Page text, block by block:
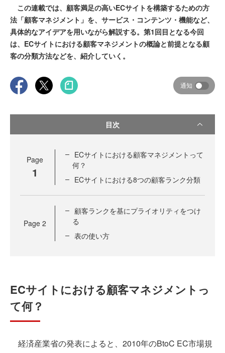
この連載では、顧客満足の高いECサイトを構築するための方
法「顧客マネジメント」を、サービス・コンテンツ・機能など、
具体的なアイデアを用いながら解説する。第1回目となる今回
は、ECサイトにおける顧客マネジメントの概論と前提となる顧
客の分類方法などを、紹介していく。
通知
目次
Page
1
ECサイトにおける顧客マネジメントって
何？
ECサイトにおける8つの顧客ランク分類
Page 2
顧客ランクを基にプライオリティをつけ
る
表の使い方
ECサイトにおける顧客マネジメントっ
て何？
経済産業省の発表によると、2010年のBtoC EC市場規